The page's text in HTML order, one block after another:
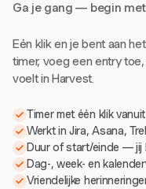
Ga je gang — begin
Eén klik en je bent aan
timer, voeg een entry
voelt in Harvest.
Timer met één klik
Werkt in Jira, Asana,
Duur of start/einde — jij
Dag-, week- en
Vriendelijke